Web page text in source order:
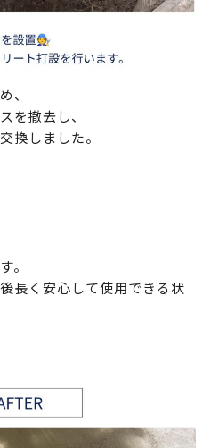
、
を撤去し、
換しました。
。
長く安心して使用できる状